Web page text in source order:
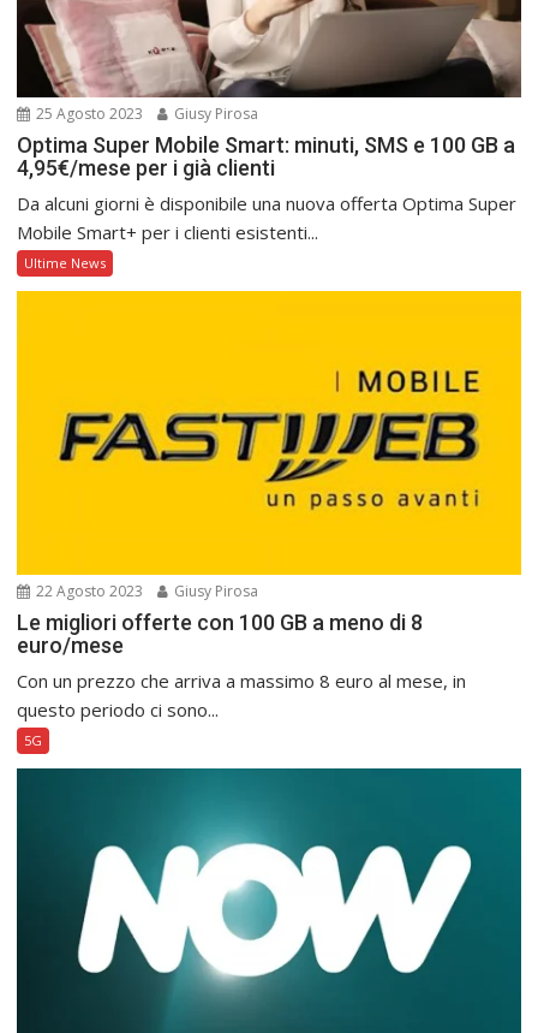
25 Agosto 2023 Giusy Pirosa
Optima Super Mobile Smart: minuti, SMS e 100 GB a
4,95€/mese per i già clienti
Da alcuni giorni è disponibile una nuova offerta Optima Super
Mobile Smart+ per i clienti esistenti...
Ultime News
22 Agosto 2023 Giusy Pirosa
Le migliori offerte con 100 GB a meno di 8
euro/mese
Con un prezzo che arriva a massimo 8 euro al mese, in
questo periodo ci sono...
5G